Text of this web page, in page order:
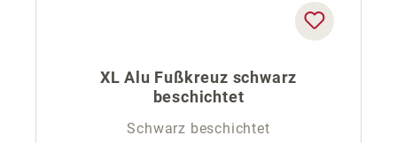
XL Alu Fußkreuz schwarz
beschichtet
Schwarz beschichtet